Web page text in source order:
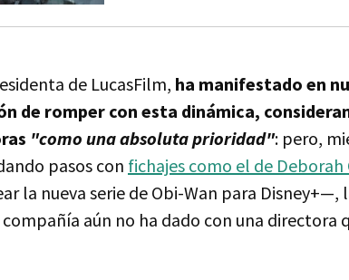
de LucasFilm, ha manifestado en
de romper con esta dinámica,
"como una absoluta prioridad": pero,
pasos con fichajes como el de Deborah
la nueva serie de Obi-Wan para Disney+—,
aún no ha dado con una directora